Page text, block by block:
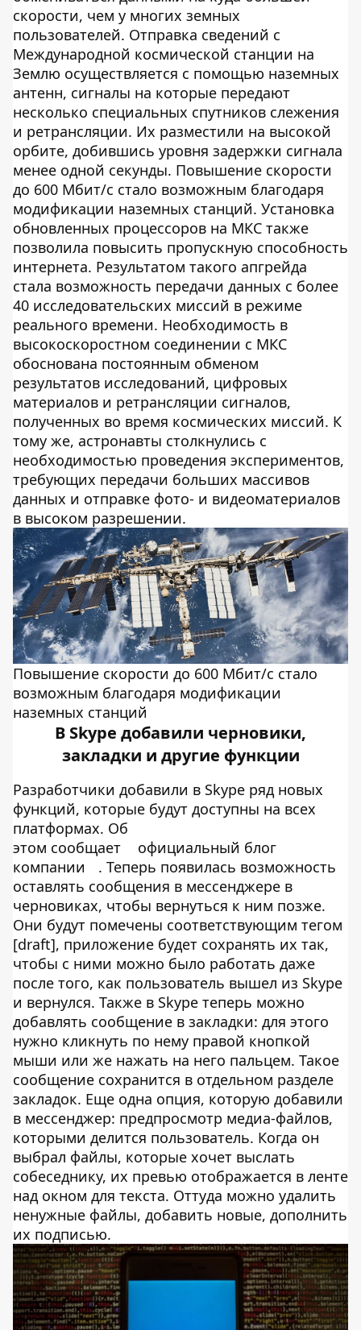
скорости, чем у многих земных
пользователей. Отправка сведений с
Международной космической станции на
Землю осуществляется с помощью наземных
антенн, сигналы на которые передают
несколько специальных спутников слежения
и ретрансляции. Их разместили на высокой
орбите, добившись уровня задержки сигнала
менее одной секунды. Повышение скорости
до 600 Мбит/с стало возможным благодаря
модификации наземных станций. Установка
обновленных процессоров на МКС также
позволила повысить пропускную способность
интернета. Результатом такого апгрейда
стала возможность передачи данных с более
40 исследовательских миссий в режиме
реального времени. Необходимость в
высокоскоростном соединении с МКС
обоснована постоянным обменом
результатов исследований, цифровых
материалов и ретрансляции сигналов,
полученных во время космических миссий. К
тому же, астронавты столкнулись с
необходимостью проведения экспериментов,
требующих передачи больших массивов
данных и отправке фото- и видеоматериалов
в высоком разрешении.
Повышение скорости до 600 Мбит/с стало
возможным благодаря модификации
наземных станций
В Skype добавили черновики,
закладки и другие функции
Разработчики добавили в Skype ряд новых
функций, которые будут доступны на всех
платформах. Об
этом сообщает
официальный блог
компании
. Теперь появилась возможность
оставлять сообщения в мессенджере в
черновиках, чтобы вернуться к ним позже.
Они будут помечены соответствующим тегом
[draft], приложение будет сохранять их так,
чтобы с ними можно было работать даже
после того, как пользователь вышел из Skype
и вернулся. Также в Skype теперь можно
добавлять сообщение в закладки: для этого
нужно кликнуть по нему правой кнопкой
мыши или же нажать на него пальцем. Такое
сообщение сохранится в отдельном разделе
закладок. Еще одна опция, которую добавили
в мессенджер: предпросмотр медиа-файлов,
которыми делится пользователь. Когда он
выбрал файлы, которые хочет выслать
собеседнику, их превью отображается в ленте
над окном для текста. Оттуда можно удалить
ненужные файлы, добавить новые, дополнить
их подписью.